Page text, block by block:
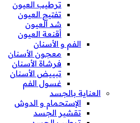
ترطيب العيون
تفتيح العيون
شد العيون
أقنعة العيون
الفم و الأسنان
معجون الأسنان
فرشاة الأسنان
تبييض الأسنان
غسول الفم
العناية بالجسد
الإستحمام و الدوش
تقشير الجسد